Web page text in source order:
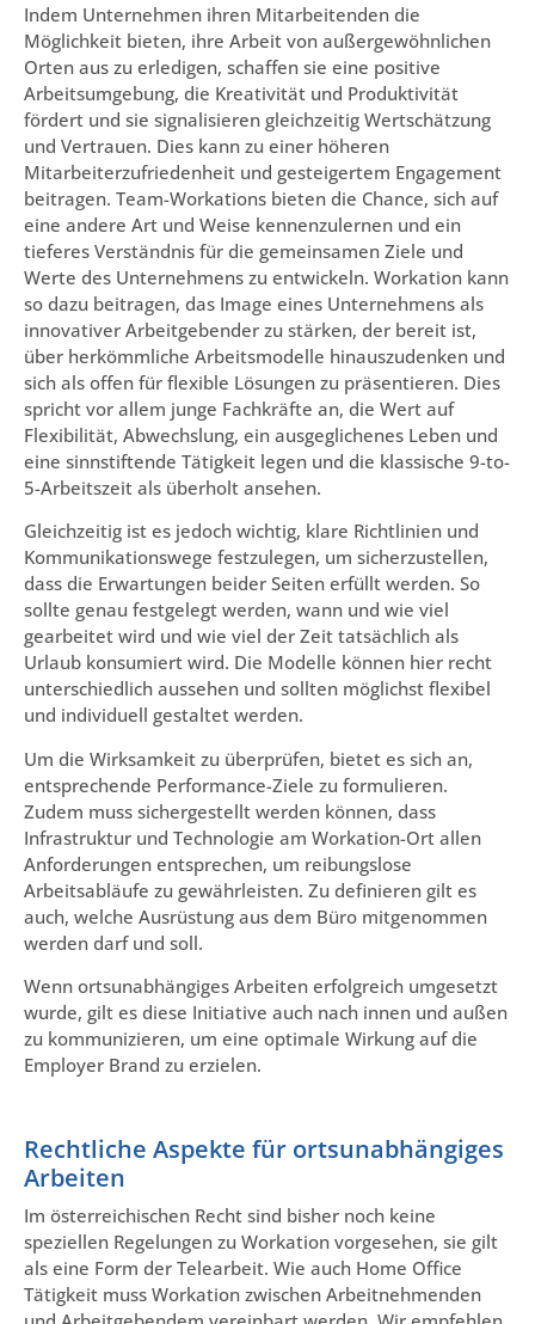
Indem Unternehmen ihren Mitarbeitenden die
Möglichkeit bieten, ihre Arbeit von außergewöhnlichen
Orten aus zu erledigen, schaffen sie eine positive
Arbeitsumgebung, die Kreativität und Produktivität
fördert und sie signalisieren gleichzeitig Wertschätzung
und Vertrauen. Dies kann zu einer höheren
Mitarbeiterzufriedenheit und gesteigertem Engagement
beitragen. Team-Workations bieten die Chance, sich auf
eine andere Art und Weise kennenzulernen und ein
tieferes Verständnis für die gemeinsamen Ziele und
Werte des Unternehmens zu entwickeln. Workation kann
so dazu beitragen, das Image eines Unternehmens als
innovativer Arbeitgebender zu stärken, der bereit ist,
über herkömmliche Arbeitsmodelle hinauszudenken und
sich als offen für flexible Lösungen zu präsentieren. Dies
spricht vor allem junge Fachkräfte an, die Wert auf
Flexibilität, Abwechslung, ein ausgeglichenes Leben und
eine sinnstiftende Tätigkeit legen und die klassische 9-to-
5-Arbeitszeit als überholt ansehen.
Gleichzeitig ist es jedoch wichtig, klare Richtlinien und
Kommunikationswege festzulegen, um sicherzustellen,
dass die Erwartungen beider Seiten erfüllt werden. So
sollte genau festgelegt werden, wann und wie viel
gearbeitet wird und wie viel der Zeit tatsächlich als
Urlaub konsumiert wird. Die Modelle können hier recht
unterschiedlich aussehen und sollten möglichst flexibel
und individuell gestaltet werden.
Um die Wirksamkeit zu überprüfen, bietet es sich an,
entsprechende Performance-Ziele zu formulieren.
Zudem muss sichergestellt werden können, dass
Infrastruktur und Technologie am Workation-Ort allen
Anforderungen entsprechen, um reibungslose
Arbeitsabläufe zu gewährleisten. Zu definieren gilt es
auch, welche Ausrüstung aus dem Büro mitgenommen
werden darf und soll.
Wenn ortsunabhängiges Arbeiten erfolgreich umgesetzt
wurde, gilt es diese Initiative auch nach innen und außen
zu kommunizieren, um eine optimale Wirkung auf die
Employer Brand zu erzielen.
Rechtliche Aspekte für ortsunabhängiges
Arbeiten
Im österreichischen Recht sind bisher noch keine
speziellen Regelungen zu Workation vorgesehen, sie gilt
als eine Form der Telearbeit. Wie auch Home Office
Tätigkeit muss Workation zwischen Arbeitnehmenden